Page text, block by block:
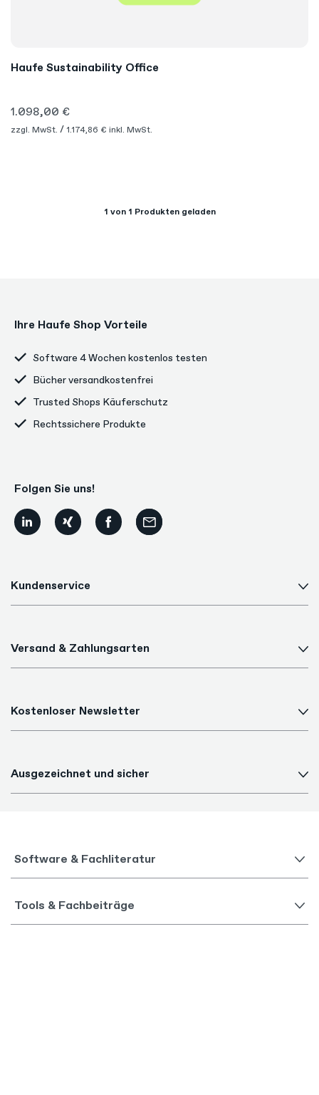
Haufe Sustainability Office
1.098,00 €
zzgl. MwSt. 1.174,86 € inkl. MwSt.
1 von 1 Produkten geladen
Kundenservice
Versand & Zahlungsarten
Kostenloser Newsletter
Ausgezeichnet und sicher
Ihre Haufe Shop Vorteile
Software 4 Wochen kostenlos testen
Bücher versandkostenfrei
Trusted Shops Käuferschutz
Rechtssichere Produkte
Folgen Sie uns!
Software & Fachliteratur
Tools & Fachbeiträge